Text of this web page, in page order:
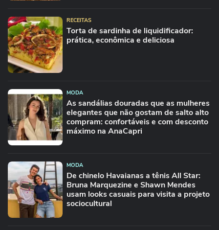
RECEITAS
Torta de sardinha de liquidificador:
prática, econômica e deliciosa
MODA
As sandálias douradas que as mulheres
elegantes que não gostam de salto alto
compram: confortáveis e com desconto
máximo na AnaCapri
MODA
De chinelo Havaianas a tênis All Star:
Bruna Marquezine e Shawn Mendes
usam looks casuais para visita a projeto
sociocultural